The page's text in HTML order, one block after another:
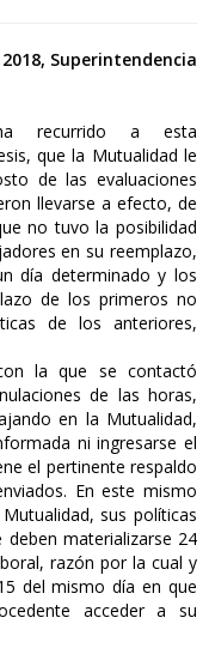
Superintendencia
recurrido a esta
que la Mutualidad le
de las evaluaciones
llevarse a efecto, de
no tuvo la posibilidad
en su reemplazo,
día determinado y los
de los primeros no
de los anteriores,
la que se contactó
de las horas,
en la Mutualidad,
ni ingresarse el
el pertinente respaldo
En este mismo
sus políticas
materializarse 24
razón por la cual y
del mismo día en que
acceder a su